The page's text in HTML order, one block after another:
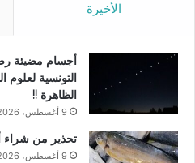
الأخيرة
أجسام مضيئة
التونسية
الظاهرة !!
9 أغسطس، 2026
تحذير من شراء
9 أغسطس، 2026